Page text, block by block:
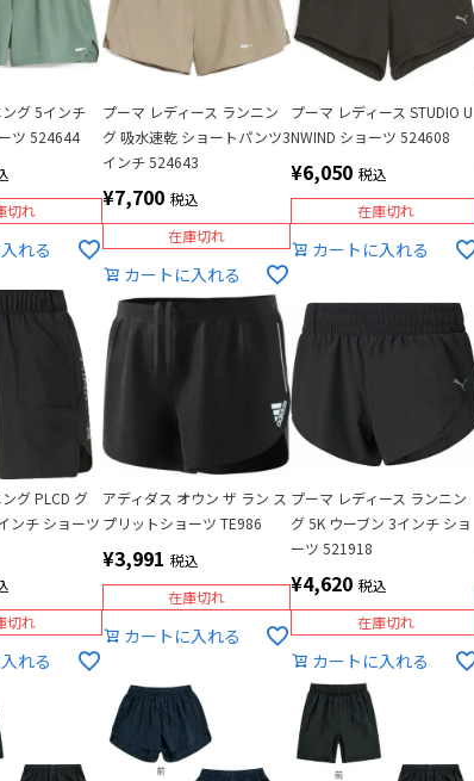
グ 5インチ
ツ 524644
切れ
れる
プーマ レディース ランニン
グ 吸水速乾 ショートパンツ3
インチ 524643
¥7,700 税込
在庫切れ
カートに入れる
プーマ レディース STUDIO U
NWIND ショーツ 524608
¥6,050 税込
在庫切れ
カートに入れる
グ PLCD グ
ンチ ショーツ
切れ
れる
アディダス オウン ザ ラン ス
プリットショーツ TE986
¥3,991 税込
在庫切れ
カートに入れる
プーマ レディース ランニン
グ 5K ウーブン 3インチ ショ
ーツ 521918
¥4,620 税込
在庫切れ
カートに入れる